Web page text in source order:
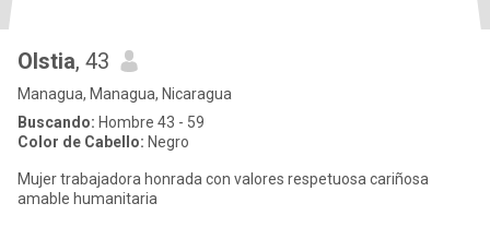
Olstia, 43
Managua, Managua, Nicaragua
Buscando: Hombre 43 - 59
Color de Cabello: Negro
Mujer trabajadora honrada con valores respetuosa cariñosa
amable humanitaria